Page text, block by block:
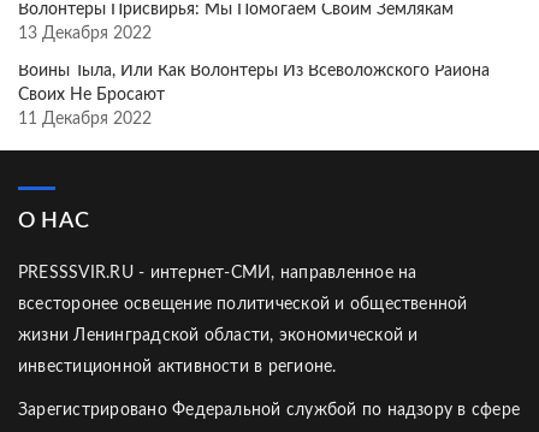
Волонтёры Присвирья: Мы Помогаем Своим Землякам
13 Декабря 2022
Воины Тыла, Или Как Волонтёры Из Всеволожского Района
Своих Не Бросают
11 Декабря 2022
О НАС
PRESSSVIR.RU - интернет-СМИ, направленное на
всесторонее освещение политической и общественной
жизни Ленинградской области, экономической и
инвестиционной активности в регионе.
Зарегистрировано Федеральной службой по надзору в сфере